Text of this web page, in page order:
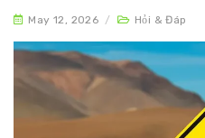
May 12, 2026 / Hỏi & Đáp